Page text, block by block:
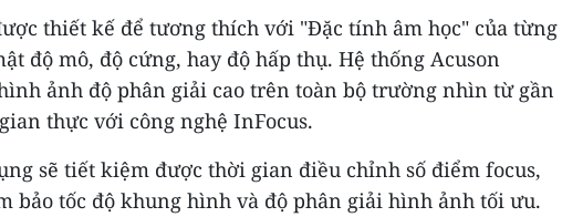
thiết kế để tương thích với "Đặc tính âm học" của từng
độ mô, độ cứng, hay độ hấp thụ. Hệ thống Acuson
ảnh độ phân giải cao trên toàn bộ trường nhìn từ gần
thực với công nghệ InFocus.
sẽ tiết kiệm được thời gian điều chỉnh số điểm focus,
bảo tốc độ khung hình và độ phân giải hình ảnh tối ưu.